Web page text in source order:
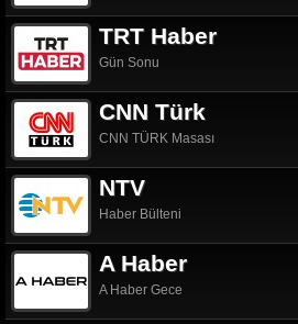
TRT Haber
Gün Sonu
CNN Türk
CNN TÜRK Masası
NTV
Haber Bülteni
A Haber
A Haber Gece